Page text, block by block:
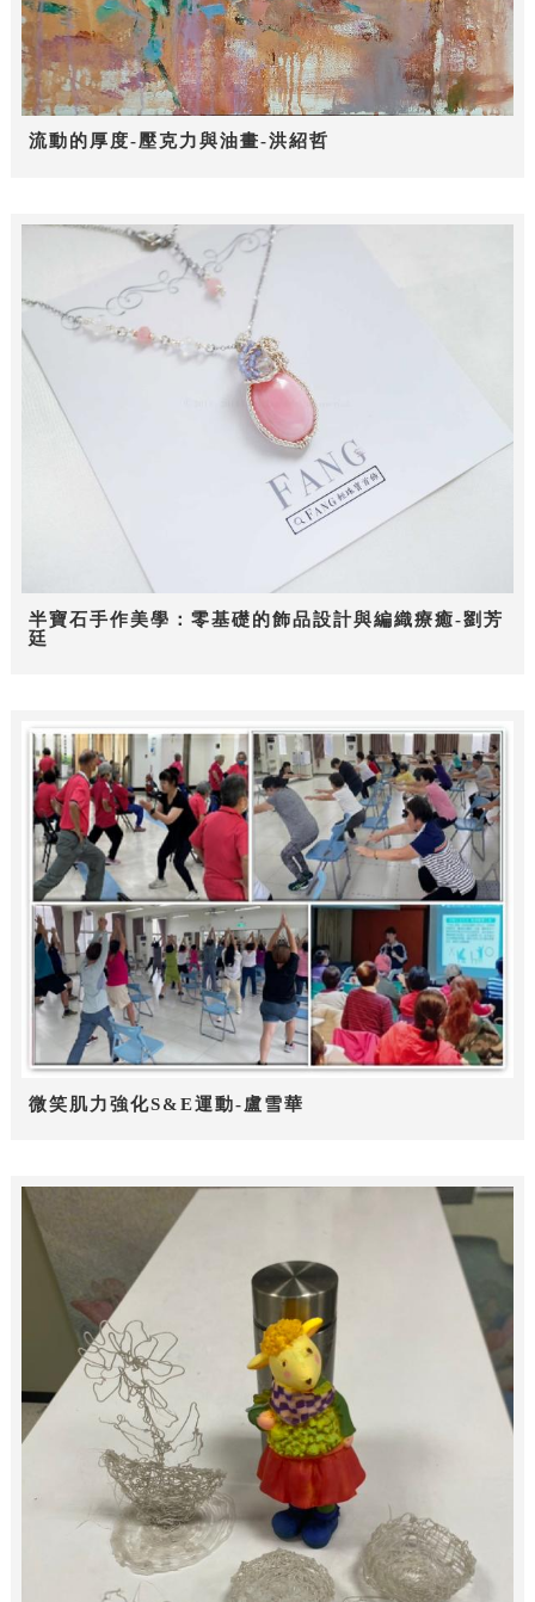
流動的厚度-壓克力與油畫-洪紹哲
半寶石手作美學：零基礎的飾品設計與編織療癒-劉芳
廷
微笑肌力強化S&E運動-盧雪華